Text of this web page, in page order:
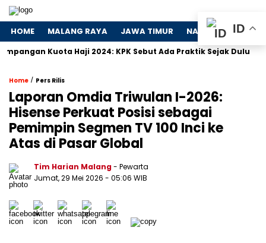
HOME MALANG RAYA JAWA TIMUR NASIONAL
Kuota Haji 2024: KPK Sebut Ada Praktik Sejak Dulu
Home / Pers Rilis
Laporan Omdia Triwulan I-2026:
Hisense Perkuat Posisi sebagai
Pemimpin Segmen TV 100 Inci ke
Atas di Pasar Global
Tim Harian Malang- Pewarta
Jumat, 29 Mei 2026 - 05:06 WIB
ID